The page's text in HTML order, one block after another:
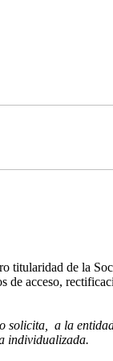
titularidad de la
acceso,
solicita, a la
individualizada.